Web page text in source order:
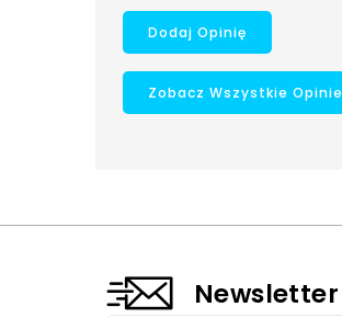
Dodaj Opinię
Zobacz Wszystkie Opinie
Newsletter